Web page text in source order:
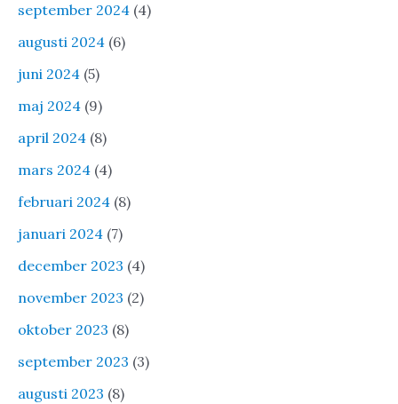
september 2024 (4)
augusti 2024 (6)
juni 2024 (5)
maj 2024 (9)
april 2024 (8)
mars 2024 (4)
februari 2024 (8)
januari 2024 (7)
december 2023 (4)
november 2023 (2)
oktober 2023 (8)
september 2023 (3)
augusti 2023 (8)